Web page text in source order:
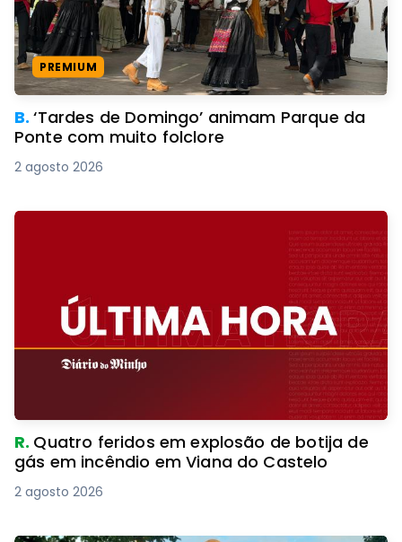
PREMIUM
B.‘Tardes de Domingo’ animam Parque da
Ponte com muito folclore
2 agosto 2026
R. Quatro feridos em explosão de botija de
gás em incêndio em Viana do Castelo
2 agosto 2026